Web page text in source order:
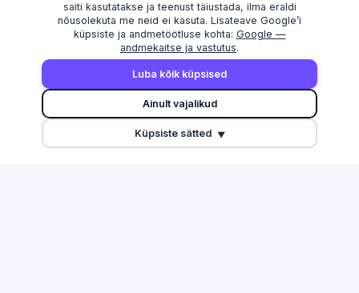
AVASTAMA
Edetabel
MAAKONNAD
Harju maakond
Tartu maakond
Pärnu maakond
saiti kasutatakse ja teenust täiustada, ilma eraldi
nõusolekuta me neid ei kasuta. Lisateave Google’i
küpsiste ja andmetöötluse kohta: Google —
andmekaitse ja vastutus.
Luba kõik küpsised
Ainult vajalikud
Küpsiste sätted ▼